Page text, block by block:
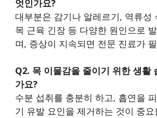
엇인가요?
대부분은 감기나 알레르기, 역류성
목 근육 긴장 등 다양한 원인으로
며, 증상이 지속되면 전문 진료가
Q2. 목 이물감을 줄이기 위한 생활
가요?
수분 섭취를 충분히 하고, 흡연을
기 유발 요인을 제거하는 것이 중